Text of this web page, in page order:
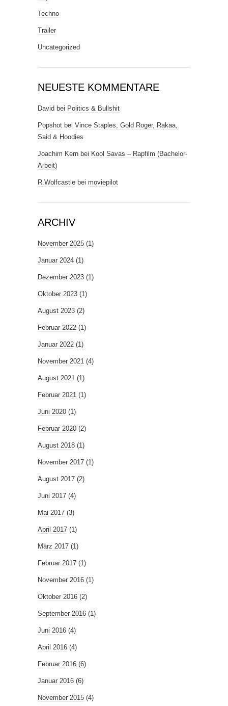
Techno
Trailer
Uncategorized
NEUESTE KOMMENTARE
David bei Politics & Bullshit
Popshot bei Vince Staples, Gold Roger, Rakaa,
Said & Hoodies
Joachim Kern bei Kool Savas – Rapfilm (Bachelor-
Arbeit)
R.Wolfcastle bei moviepilot
ARCHIV
November 2025 (1)
Januar 2024 (1)
Dezember 2023 (1)
Oktober 2023 (1)
August 2023 (2)
Februar 2022 (1)
Januar 2022 (1)
November 2021 (4)
August 2021 (1)
Februar 2021 (1)
Juni 2020 (1)
Februar 2020 (2)
August 2018 (1)
November 2017 (1)
August 2017 (2)
Juni 2017 (4)
Mai 2017 (3)
April 2017 (1)
März 2017 (1)
Februar 2017 (1)
November 2016 (1)
Oktober 2016 (2)
September 2016 (1)
Juni 2016 (4)
April 2016 (4)
Februar 2016 (6)
Januar 2016 (6)
November 2015 (4)